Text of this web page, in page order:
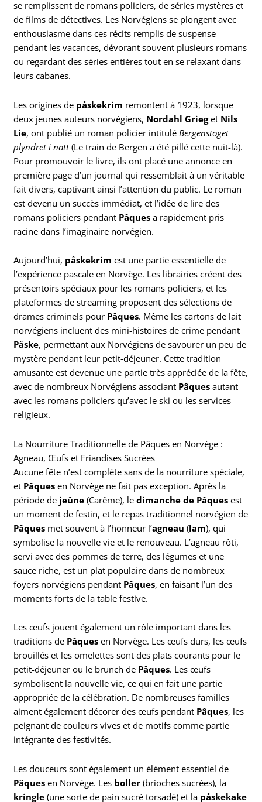
se remplissent de romans policiers, de séries mystères et
de films de détectives. Les Norvégiens se plongent avec
enthousiasme dans ces récits remplis de suspense
pendant les vacances, dévorant souvent plusieurs romans
ou regardant des séries entières tout en se relaxant dans
leurs cabanes.
Les origines de påskekrim remontent à 1923, lorsque
deux jeunes auteurs norvégiens, Nordahl Grieget Nils
Lie, ont publié un roman policier intitulé Bergenstoget
plyndret i natt(Le train de Bergen a été pillé cette nuit-là).
Pour promouvoir le livre, ils ont placé une annonce en
première page d’un journal qui ressemblait à un véritable
fait divers, captivant ainsi l’attention du public. Le roman
est devenu un succès immédiat, et l’idée de lire des
romans policiers pendant Pâques a rapidement pris
racine dans l’imaginaire norvégien.
Aujourd’hui, påskekrim est une partie essentielle de
l’expérience pascale en Norvège. Les librairies créent des
présentoirs spéciaux pour les romans policiers, et les
plateformes de streaming proposent des sélections de
drames criminels pour Pâques. Même les cartons de lait
norvégiens incluent des mini-histoires de crime pendant
Påske, permettant aux Norvégiens de savourer un peu de
mystère pendant leur petit-déjeuner. Cette tradition
amusante est devenue une partie très appréciée de la fête,
avec de nombreux Norvégiens associant Pâques autant
avec les romans policiers qu’avec le ski ou les services
religieux.
La Nourriture Traditionnelle de Pâques en Norvège :
Agneau, Œufs et Friandises Sucrées
Aucune fête n’est complète sans de la nourriture spéciale,
et Pâques en Norvège ne fait pas exception. Après la
période de jeûne (Carême), ledimanche de Pâques est
un moment de festin, et le repas traditionnel norvégien de
Pâques met souvent à l’honneur l’agneau (lam), qui
symbolise la nouvelle vie et le renouveau. L’agneau rôti,
servi avec des pommes de terre, des légumes et une
sauce riche, est un plat populaire dans de nombreux
foyers norvégiens pendant Pâques, en faisant l’un des
moments forts de la table festive.
Les œufs jouent également un rôle important dans les
traditions de Pâques en Norvège. Les œufs durs, les œufs
brouillés et les omelettes sont des plats courants pour le
petit-déjeuner ou le brunch de Pâques. Les œufs
symbolisent la nouvelle vie, ce qui en fait une partie
appropriée de la célébration. De nombreuses familles
aiment également décorer des œufs pendant Pâques, les
peignant de couleurs vives et de motifs comme partie
intégrante des festivités.
Les douceurs sont également un élément essentiel de
Pâques en Norvège. Les boller (brioches sucrées), la
kringle (une sorte de pain sucré torsadé) et la påskekake